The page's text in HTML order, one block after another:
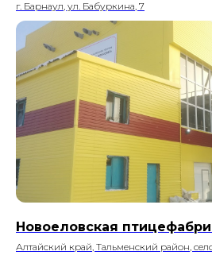
г. Барнаул, ул. Бабуркина, 7
Новоеловская
Алтайский край, Тальменский район,